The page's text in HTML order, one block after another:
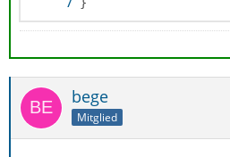
bege
Mitglied